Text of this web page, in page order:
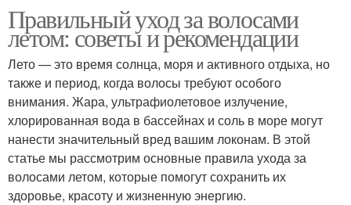
Правильный уход за волосами
летом: советы и рекомендации
Лето — это время солнца, моря и активного отдыха, но
также и период, когда волосы требуют особого
внимания. Жара, ультрафиолетовое излучение,
хлорированная вода в бассейнах и соль в море могут
нанести значительный вред вашим локонам. В этой
статье мы рассмотрим основные правила ухода за
волосами летом, которые помогут сохранить их
здоровье, красоту и жизненную энергию.